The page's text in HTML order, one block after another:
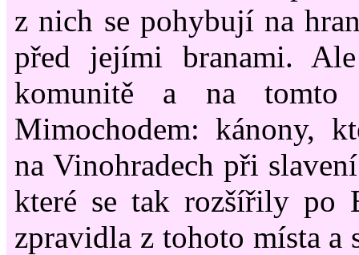
z nich se pohybují na
před jejími branami.
komunitě a na tomto
Mimochodem: kánony,
na Vinohradech při
které se tak rozšířily po
zpravidla z tohoto místa a